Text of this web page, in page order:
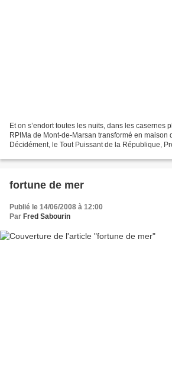
Et on s’endort toutes les nuits, dans les casernes
RPIMa de Mont-de-Marsan transformé en maison
Décidément, le Tout Puissant de la République,
fortune de mer
Publié le 14/06/2008 à 12:00
Par Fred Sabourin